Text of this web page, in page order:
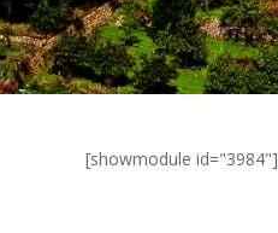
[showmodule id="3984"]